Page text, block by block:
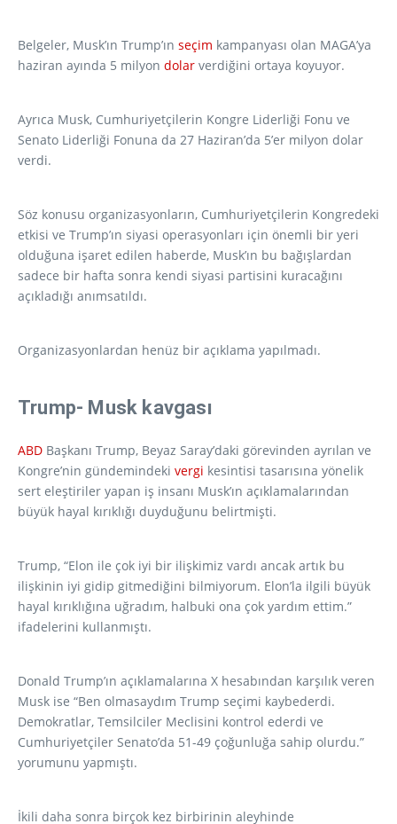
Belgeler, Musk’ın Trump’ın seçim kampanyası olan MAGA’ya
haziran ayında 5 milyon dolar verdiğini ortaya koyuyor.
Ayrıca Musk, Cumhuriyetçilerin Kongre Liderliği Fonu ve
Senato Liderliği Fonuna da 27 Haziran’da 5’er milyon dolar
verdi.
Söz konusu organizasyonların, Cumhuriyetçilerin Kongredeki
etkisi ve Trump’ın siyasi operasyonları için önemli bir yeri
olduğuna işaret edilen haberde, Musk’ın bu bağışlardan
sadece bir hafta sonra kendi siyasi partisini kuracağını
açıkladığı anımsatıldı.
Organizasyonlardan henüz bir açıklama yapılmadı.
Trump- Musk kavgası
ABD Başkanı Trump, Beyaz Saray’daki görevinden ayrılan ve
Kongre’nin gündemindeki vergi kesintisi tasarısına yönelik
sert eleştiriler yapan iş insanı Musk’ın açıklamalarından
büyük hayal kırıklığı duyduğunu belirtmişti.
Trump, “Elon ile çok iyi bir ilişkimiz vardı ancak artık bu
ilişkinin iyi gidip gitmediğini bilmiyorum. Elon’la ilgili büyük
hayal kırıklığına uğradım, halbuki ona çok yardım ettim.”
ifadelerini kullanmıştı.
Donald Trump’ın açıklamalarına X hesabından karşılık veren
Musk ise “Ben olmasaydım Trump seçimi kaybederdi.
Demokratlar, Temsilciler Meclisini kontrol ederdi ve
Cumhuriyetçiler Senato’da 51-49 çoğunluğa sahip olurdu.”
yorumunu yapmıştı.
İkili daha sonra birçok kez birbirinin aleyhinde